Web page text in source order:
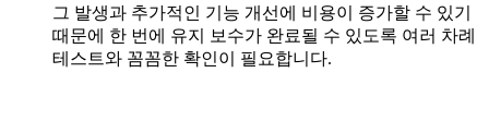
그 발생과 추가적인 기능 개선에 비용이 증가할 수 있기
때문에 한 번에 유지 보수가 완료될 수 있도록 여러 차례
테스트와 꼼꼼한 확인이 필요합니다.